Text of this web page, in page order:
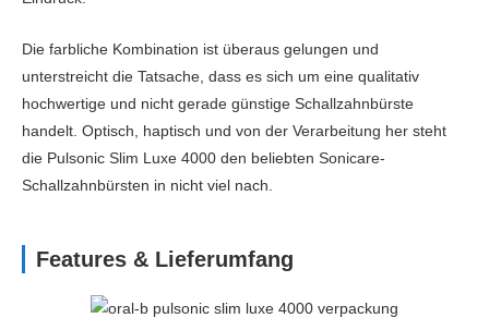
Die farbliche Kombination ist überaus gelungen und
unterstreicht die Tatsache, dass es sich um eine qualitativ
hochwertige und nicht gerade günstige Schallzahnbürste
handelt. Optisch, haptisch und von der Verarbeitung her steht
die Pulsonic Slim Luxe 4000 den beliebten Sonicare-
Schallzahnbürsten in nicht viel nach.
Features & Lieferumfang